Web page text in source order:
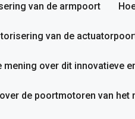
van de armpoort
van de
mening over dit innovatieve
de poortmotoren van het